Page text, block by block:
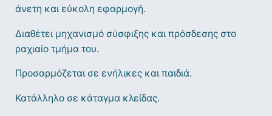
άνετη και εύκολη εφαρμογή.
Διαθέτει μηχανισμό σύσφιξης και πρόσδεσης στο
ραχιαίο τμήμα του.
Προσαρμόζεται σε ενήλικες και παιδιά.
Κατάλληλο σε κάταγμα κλείδας.